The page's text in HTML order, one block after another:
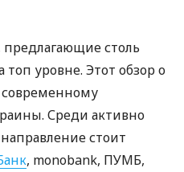
столь
уровне. Этот обзор о
Среди активно
стоит
, monobank, ПУМБ,